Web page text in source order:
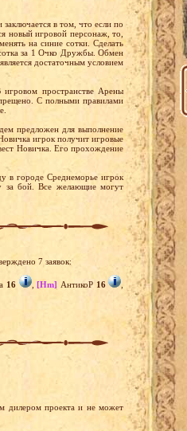
в том, что если по
новый игровой персонаж, то,
на синие сотки. Сделать
за 1 Очко Дружбы. Обмен
достаточным условием
пространстве Арены
С полными правилами
предложен для выполнение
игрок получит игровые
Новичка. Его прохождение
в городе Среднеморье игрок
за бой. Все желающие могут
7 заявок:
16 , [Hm] АнтикоР 16
,
дилером проекта и не может